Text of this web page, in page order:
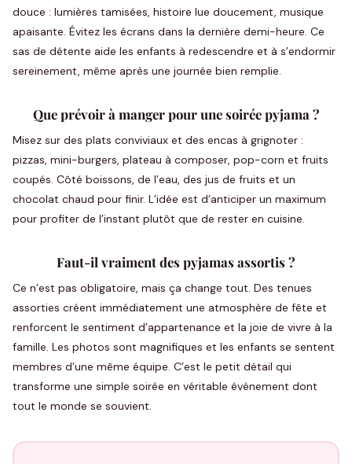
douce : lumières tamisées, histoire lue doucement, musique
apaisante. Évitez les écrans dans la dernière demi-heure. Ce
sas de détente aide les enfants à redescendre et à s’endormir
sereinement, même après une journée bien remplie.
Que prévoir à manger pour une soirée pyjama ?
Misez sur des plats conviviaux et des encas à grignoter :
pizzas, mini-burgers, plateau à composer, pop-corn et fruits
coupés. Côté boissons, de l’eau, des jus de fruits et un
chocolat chaud pour finir. L’idée est d’anticiper un maximum
pour profiter de l’instant plutôt que de rester en cuisine.
Faut-il vraiment des pyjamas assortis ?
Ce n’est pas obligatoire, mais ça change tout. Des tenues
assorties créent immédiatement une atmosphère de fête et
renforcent le sentiment d’appartenance et la joie de vivre à la
famille. Les photos sont magnifiques et les enfants se sentent
membres d’une même équipe. C’est le petit détail qui
transforme une simple soirée en véritable événement dont
tout le monde se souvient.